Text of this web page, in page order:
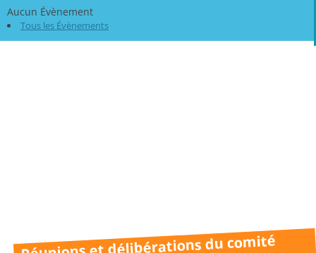
Aucun Évènement
Tous les Évènements